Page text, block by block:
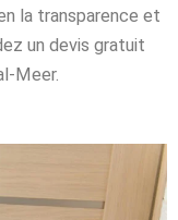
la transparence et
un devis gratuit
Meer.